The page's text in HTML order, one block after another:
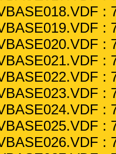
:
:
:
:
:
:
:
:
: